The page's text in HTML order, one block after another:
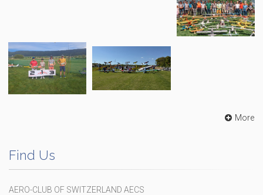
More
Find Us
AERO-CLUB OF SWITZERLAND AECS